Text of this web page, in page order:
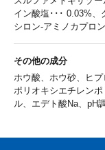
イン酸塩･･･ 0.03%、
シロン-アミノカプロ
その他の成分
ホウ酸、ホウ砂、ヒ
ポリオキシエチレン
ル、エデト酸Na、pH